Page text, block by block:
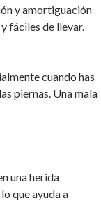
y amortiguación
fáciles de llevar.
cuando has
piernas. Una mala
una herida
que ayuda a